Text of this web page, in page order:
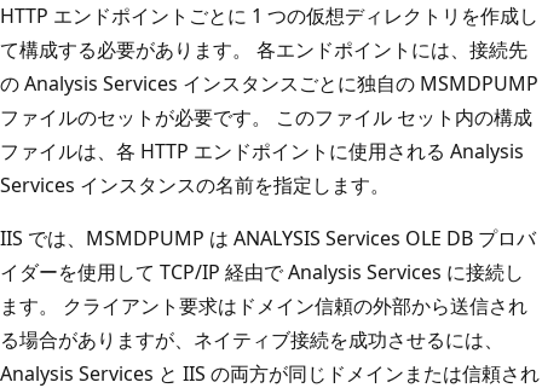
HTTP エンドポイントごとに 1 つの仮想ディレクトリを作成し
て構成する必要があります。 各エンドポイントには、接続先
の Analysis Services インスタンスごとに独自の MSMDPUMP
ファイルのセットが必要です。 このファイル セット内の構成
ファイルは、各 HTTP エンドポイントに使用される Analysis
Services インスタンスの名前を指定します。
IIS では、MSMDPUMP は ANALYSIS Services OLE DB プロバ
イダーを使用して TCP/IP 経由で Analysis Services に接続し
ます。 クライアント要求はドメイン信頼の外部から送信され
る場合がありますが、ネイティブ接続を成功させるには、
Analysis Services と IIS の両方が同じドメインまたは信頼され